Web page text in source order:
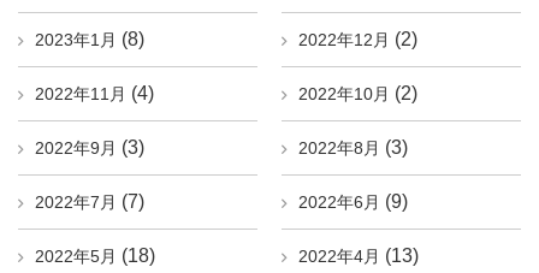
2023年1月 (8) 2022年12月 (2)
2022年11月 (4) 2022年10月 (2)
2022年9月 (3) 2022年8月 (3)
2022年7月 (7) 2022年6月 (9)
2022年5月 (18) 2022年4月 (13)